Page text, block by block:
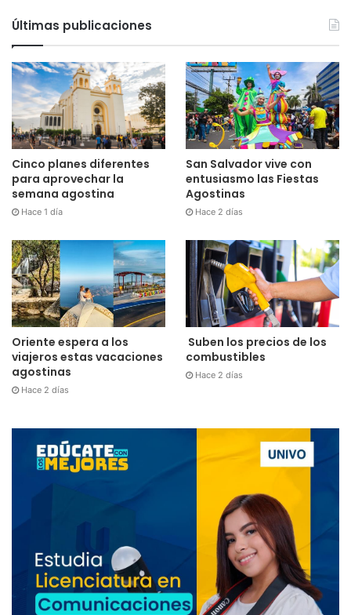
Últimas publicaciones
Cinco planes diferentes
para aprovechar la
semana agostina
Hace 1 día
San Salvador vive con
entusiasmo las Fiestas
Agostinas
Hace 2 días
Oriente espera a los
viajeros estas vacaciones
agostinas
Hace 2 días
Suben los precios de los
combustibles
Hace 2 días